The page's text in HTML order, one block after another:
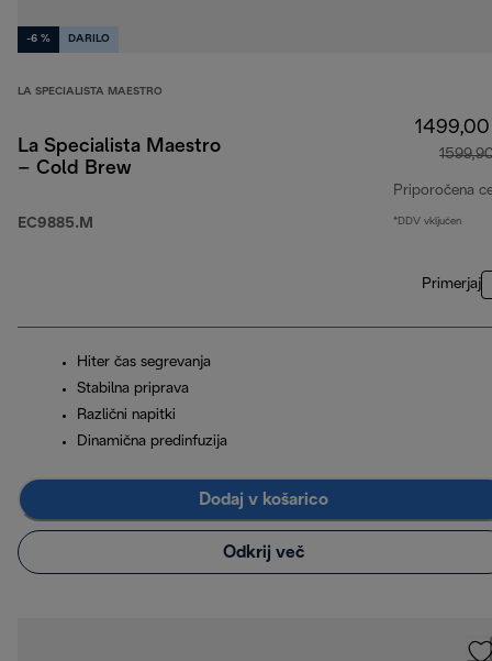
-6 % DARILO
LA SPECIALISTA MAESTRO
La Specialista Maestro
– Cold Brew
EC9885.M
Priporočena
*DDV vključen
Primerjaj
Hiter čas segrevanja
Stabilna priprava
Različni napitki
Dinamična predinfuzija
Dodaj v košarico
Odkrij več